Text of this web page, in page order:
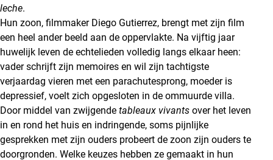
leche.
Hun zoon, filmmaker Diego Gutierrez, brengt met zijn film
een heel ander beeld aan de oppervlakte. Na vijftig jaar
huwelijk leven de echtelieden volledig langs elkaar heen:
vader schrijft zijn memoires en wil zijn tachtigste
verjaardag vieren met een parachutesprong, moeder is
depressief, voelt zich opgesloten in de ommuurde villa.
Door middel van zwijgende tableaux vivants over het leven
in en rond het huis en indringende, soms pijnlijke
gesprekken met zijn ouders probeert de zoon zijn ouders te
doorgronden. Welke keuzes hebben ze gemaakt in hun